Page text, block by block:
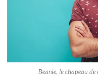
Beanie, le chapeau de